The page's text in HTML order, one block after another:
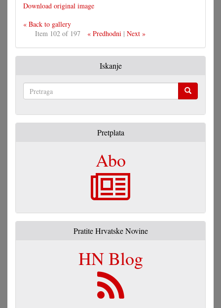
Download original image
« Back to gallery
Item 102 of 197
« Predhodni| Next »
Iskanje
Pretplata
Abo
Pratite Hrvatske Novine
HN Blog